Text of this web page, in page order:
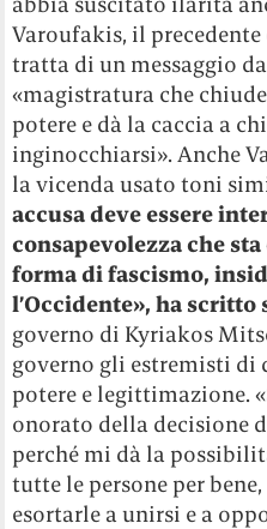
Varoufakis, il
tratta di un messaggio
«magistratura che
potere e dà la caccia a
inginocchiarsi». Anche
la vicenda usato toni
accusa deve essere
consapevolezza che
forma di fascismo,
l’Occidente», ha scritto
governo di Kyriakos
governo gli estremisti di
potere e legittimazione.
onorato della decisione
perché mi dà la
tutte le persone per
esortarle a unirsi e a